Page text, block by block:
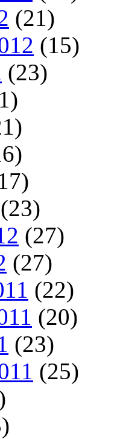
(21)
(15)
(23)
(23)
(27)
(27)
(22)
(20)
(23)
(25)